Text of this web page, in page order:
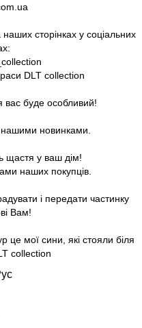
сторінках у соціальних
DLT collection
вас буде особливий!
нашими новинками.
щастя у ваш дім!
наших покупців.
і передати частинку
Вам!
мої сини, які стояли біля
collection